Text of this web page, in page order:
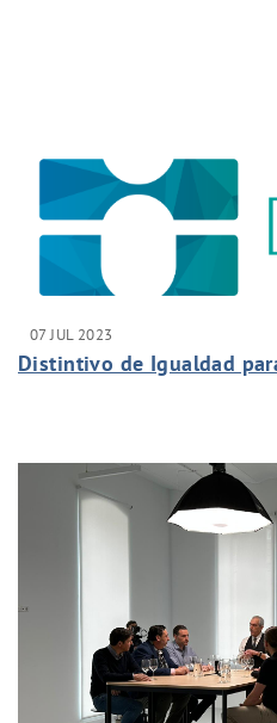
07 JUL 2023
Distintivo de Igualdad